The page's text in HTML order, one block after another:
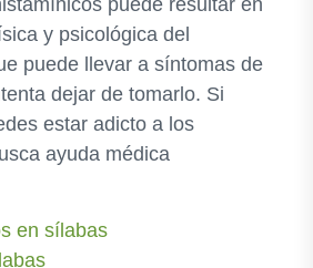
puede resultar en
y psicológica del
puede llevar a síntomas de
dejar de tomarlo. Si
estar adicto a los
ayuda médica
en sílabas